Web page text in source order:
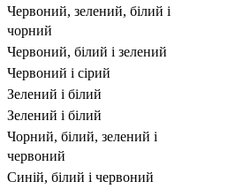
червоний, зелений, білий і
чорний
червоний, білий і зелений
червоний і сірий
зелений і білий
зелений і білий
чорний, білий, зелений і
червоний
синій, білий і червоний